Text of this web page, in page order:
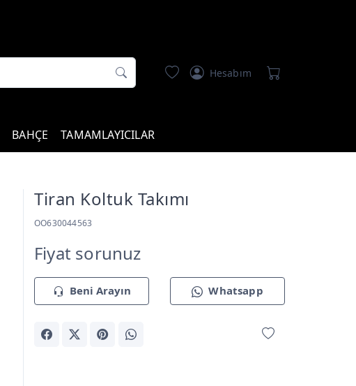
Hesabım
BAHÇE TAMAMLAYICILAR
Tiran Koltuk Takımı
OO630044563
Fiyat sorunuz
Beni Arayın Whatsapp